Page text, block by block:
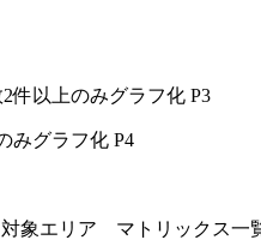
以上のみグラフ化 P3
みグラフ化 P4
象エリア マトリックス一